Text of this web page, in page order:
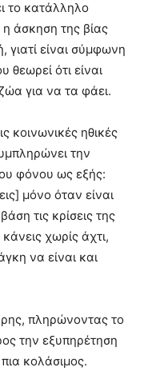
το κατάλληλο
άσκηση της βίας
γιατί είναι σύμφωνη
θεωρεί ότι είναι
για να τα φάει.
κοινωνικές ηθικές
την
φόνου ως εξής:
μόνο όταν είναι
τις κρίσεις της
χωρίς άχτι,
να είναι και
πληρώνοντας το
την εξυπηρέτηση
κολάσιμος.